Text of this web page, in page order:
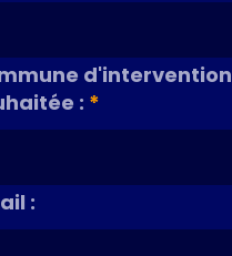
d'intervention
: *
: